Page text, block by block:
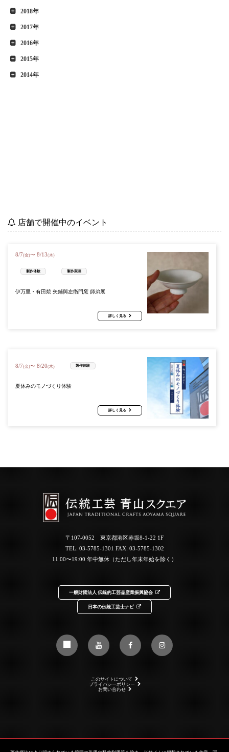
2018年
2017年
2016年
2015年
2014年
店舗で開催中のイベント
8/7(金)〜 8/13(木)
製作体験 製作実演
伊万里・有田焼 矢鋪與左衛門窯 師弟展
詳しく見る
8/7(金)〜 8/20(木) 製作体験
夏休みのモノづくり体験
詳しく見る
〒107-0052 東京都港区赤坂8-1-22 1F
TEL: 03-5785-1301 FAX: 03-5785-1302
11:00〜19:00 年中無休（ただし年末年始を除く）
一般財団法人 伝統的工芸品産業振興協会
日本の伝統工芸士ナビ
このサイトについて
プライバシーポリシー
お問い合わせ